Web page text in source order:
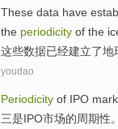
These data have
the periodicity of the
这些数据已经建立了地
youdao
Periodicity of IPO
三是IPO市场的周期性。